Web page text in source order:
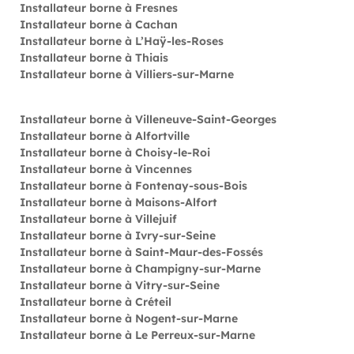
Installateur borne à Fresnes
Installateur borne à Cachan
Installateur borne à L’Haÿ-les-Roses
Installateur borne à Thiais
Installateur borne à Villiers-sur-Marne
Installateur borne à Villeneuve-Saint-Georges
Installateur borne à Alfortville
Installateur borne à Choisy-le-Roi
Installateur borne à Vincennes
Installateur borne à Fontenay-sous-Bois
Installateur borne à Maisons-Alfort
Installateur borne à Villejuif
Installateur borne à Ivry-sur-Seine
Installateur borne à Saint-Maur-des-Fossés
Installateur borne à Champigny-sur-Marne
Installateur borne à Vitry-sur-Seine
Installateur borne à Créteil
Installateur borne à Nogent-sur-Marne
Installateur borne à Le Perreux-sur-Marne